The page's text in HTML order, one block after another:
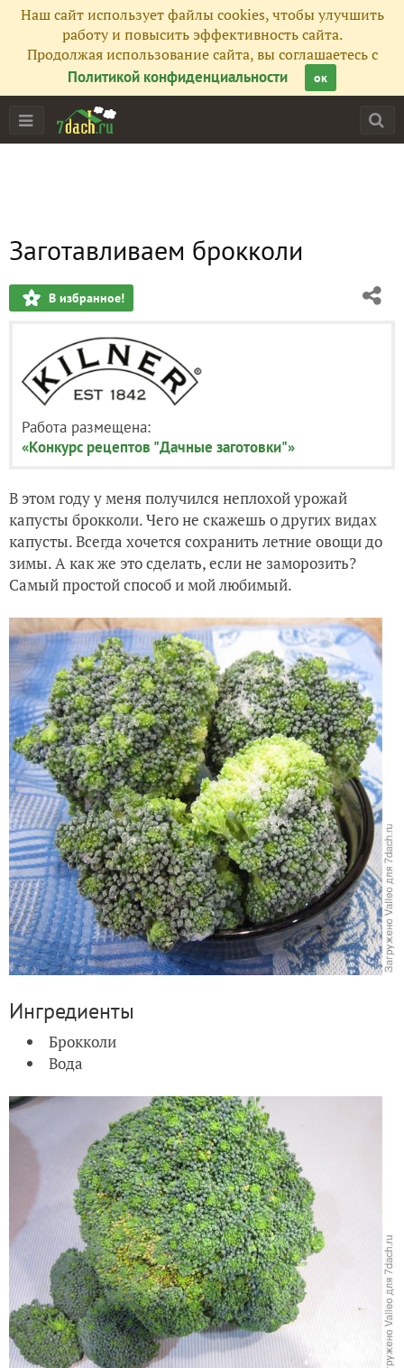
Наш сайт использует файлы cookies, чтобы улучшить
работу и повысить эффективность сайта.
Продолжая использование сайта, вы соглашаетесь с
Политикой конфиденциальности
ок
Заготавливаем брокколи
В избранное!
Работа размещена:
«Конкурс рецептов "Дачные заготовки"»
В этом году у меня получился неплохой урожай
капусты брокколи. Чего не скажешь о других видах
капусты. Всегда хочется сохранить летние овощи до
зимы. А как же это сделать, если не заморозить?
Самый простой способ и мой любимый.
Ингредиенты
Брокколи
Вода